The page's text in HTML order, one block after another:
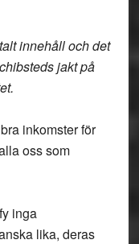
innehåll och det
jakt på
inkomster för
oss som
inga
lika, deras